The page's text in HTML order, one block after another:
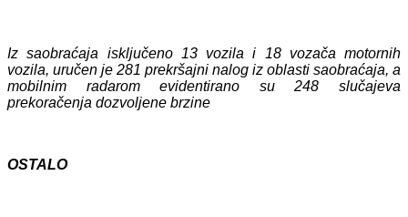
Iz saobraćaja isključeno 13 vozila i 18 vozača motornih
vozila, uručen je 281 prekršajni nalog iz oblasti saobraćaja, a
mobilnim radarom evidentirano su 248 slučajeva
prekoračenja dozvoljene brzine
OSTALO